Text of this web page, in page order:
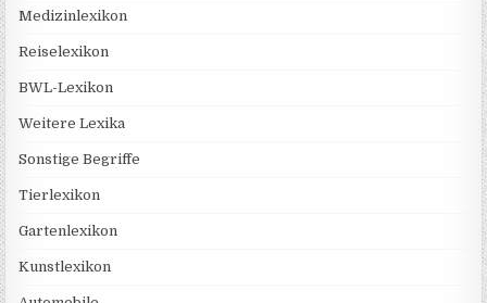
Medizinlexikon
Reiselexikon
BWL-Lexikon
Weitere Lexika
Sonstige Begriffe
Tierlexikon
Gartenlexikon
Kunstlexikon